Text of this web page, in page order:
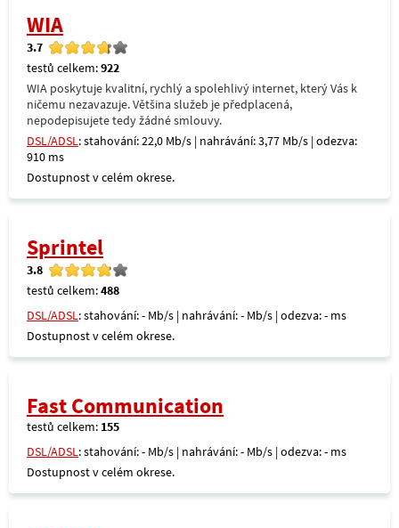
WIA
3.7
testů celkem:922
WIA poskytuje kvalitní, rychlý a spolehlivý internet, který Vás k
ničemu nezavazuje. Většina služeb je předplacená,
nepodepisujete tedy žádné smlouvy.
DSL/ADSL: stahování: 22,0 Mb/s | nahrávání: 3,77 Mb/s | odezva:
910 ms
Dostupnost v celém okrese.
Sprintel
3.8
testů celkem:488
DSL/ADSL: stahování: - Mb/s | nahrávání: - Mb/s | odezva: - ms
Dostupnost v celém okrese.
Fast Communication
testů celkem: 155
DSL/ADSL: stahování: - Mb/s | nahrávání: - Mb/s | odezva: - ms
Dostupnost v celém okrese.